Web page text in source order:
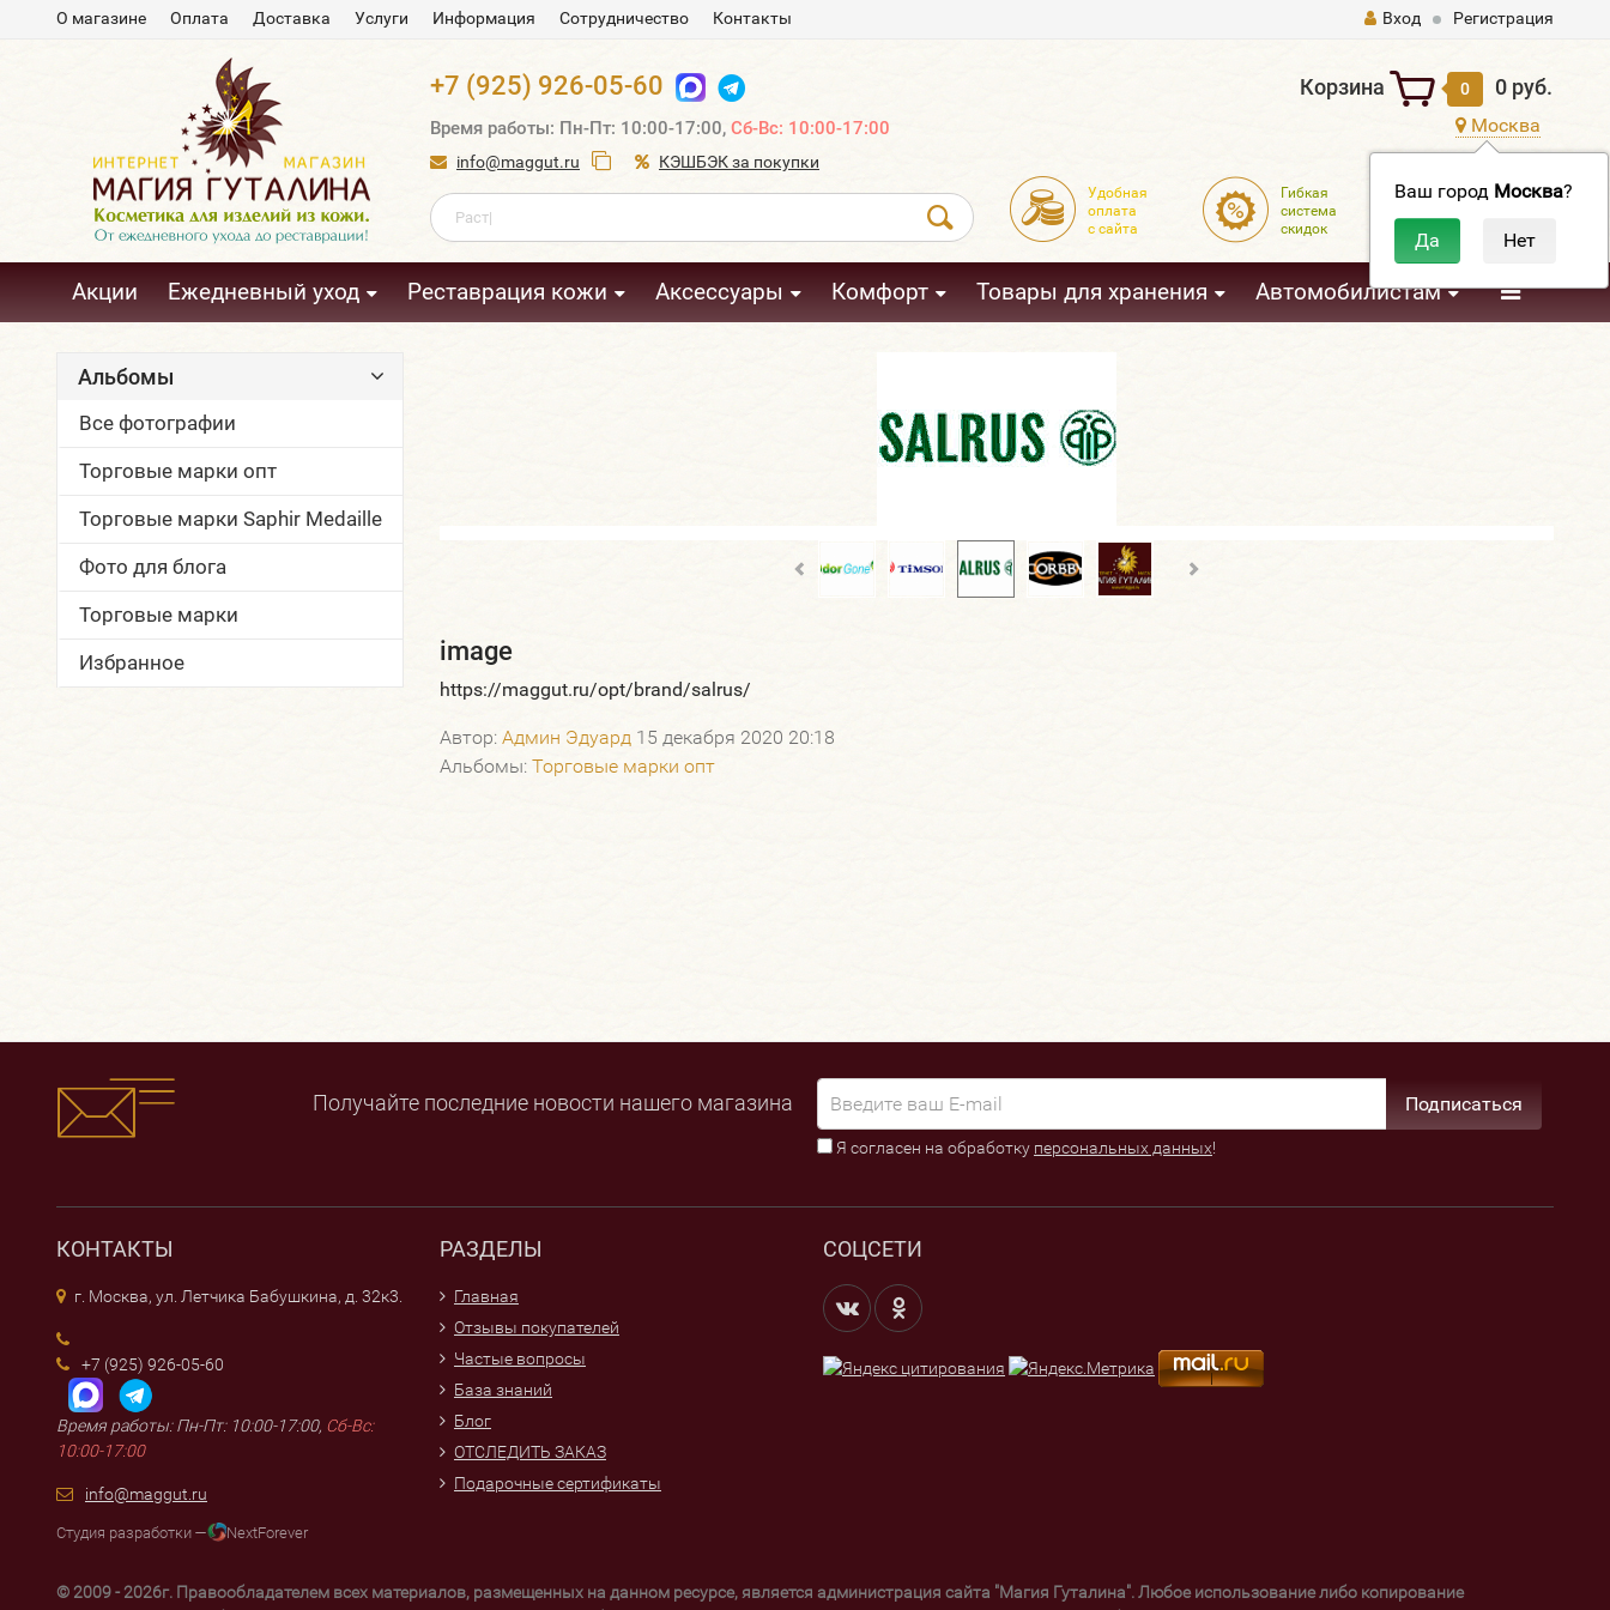
О магазине Оплата Доставка Услуги Информация Сотрудничество Контакты Вход Регистрация
+7 (925) 926-05-60
Время работы: Пн-Пт: 10:00-17:00, Сб-Вс: 10:00-17:00
info@maggut.ru КЭШБЭК за покупки
Корзина 0 0 руб.
Москва
Ваш город Москва?
Удобная
оплата
с сайта
Гибкая
система
скидок
Доставка
Акции Ежедневный уход Реставрация кожи Аксессуары Комфорт Товары для хранения Автомобилистам
Альбомы
Все фотографии
Торговые марки опт
Торговые марки Saphir Medaille
Фото для блога
Торговые марки
Избранное
image
https://maggut.ru/opt/brand/salrus/
Автор: Админ Эдуард 15 декабря 2020 20:18
Альбомы: Торговые марки опт
Получайте последние новости нашего магазина Подписаться
Я согласен на обработку персональных данных!
КОНТАКТЫ
г. Москва, ул. Летчика Бабушкина, д. 32к3.
+7 (925) 926-05-60
Время работы: Пн-Пт: 10:00-17:00, Сб-Вс:
10:00-17:00
info@maggut.ru
Студия разработки — NextForever
РАЗДЕЛЫ
Главная
Отзывы покупателей
Частые вопросы
База знаний
Блог
ОТСЛЕДИТЬ ЗАКАЗ
Подарочные сертификаты
СОЦСЕТИ
© 2009 - 2026г. Правообладателем всех материалов, размещенных на данном ресурсе, является администрация сайта "Магия Гуталина". Любое использование либо копирование